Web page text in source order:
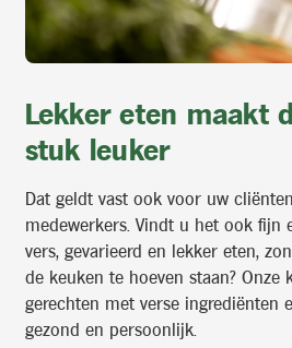
Lekker eten maakt
stuk leuker
Dat geldt vast ook voor uw
medewerkers. Vindt u het ook fijn
vers, gevarieerd en lekker eten,
de keuken te hoeven staan? Onze
gerechten met verse ingrediënten
gezond en persoonlijk.